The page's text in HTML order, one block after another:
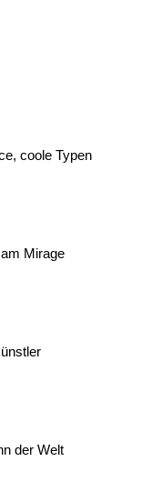
coole Typen
Mirage
der Welt